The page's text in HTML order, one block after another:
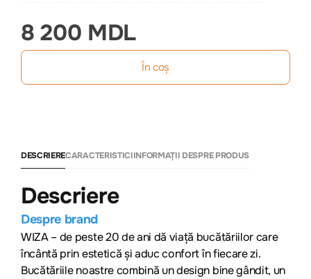
8 200 MDL
În coș
DESCRIERECARACTERISTICIINFORMAȚII DESPRE PRODUS
Descriere
Despre brand
WIZA – de peste 20 de ani dă viață bucătăriilor care
încântă prin estetică și aduc confort în fiecare zi.
Bucătăriile noastre combină un design bine gândit, un